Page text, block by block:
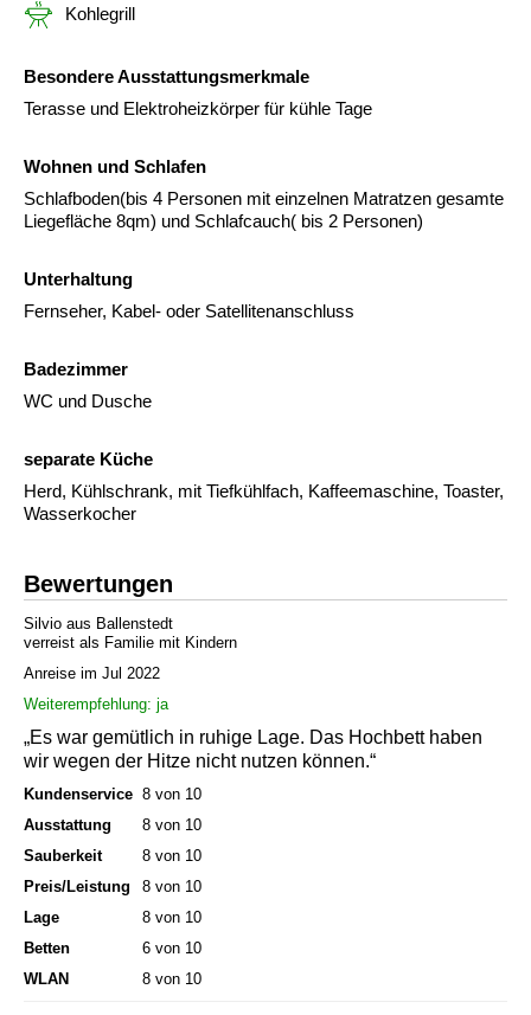
Kohlegrill
Besondere Ausstattungsmerkmale
Terasse und Elektroheizkörper für kühle Tage
Wohnen und Schlafen
Schlafboden(bis 4 Personen mit einzelnen Matratzen gesamte
Liegefläche 8qm) und Schlafcauch( bis 2 Personen)
Unterhaltung
Fernseher, Kabel- oder Satellitenanschluss
Badezimmer
WC und Dusche
separate Küche
Herd, Kühlschrank, mit Tiefkühlfach, Kaffeemaschine, Toaster,
Wasserkocher
Bewertungen
Silvio aus Ballenstedt
verreist als Familie mit Kindern
Anreise im Jul 2022
Weiterempfehlung: ja
„Es war gemütlich in ruhige Lage. Das Hochbett haben
wir wegen der Hitze nicht nutzen können.“
Kundenservice 8 von 10
Ausstattung
8 von 10
Sauberkeit
8 von 10
Preis/Leistung
8 von 10
Lage
8 von 10
Betten
6 von 10
WLAN
8 von 10